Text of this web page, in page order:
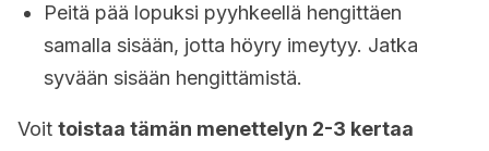
Peitä pää lopuksi pyyhkeellä hengittäen
samalla sisään, jotta höyry imeytyy. Jatka
syvään sisään hengittämistä.
Voit toistaa tämän menettelyn 2-3 kertaa